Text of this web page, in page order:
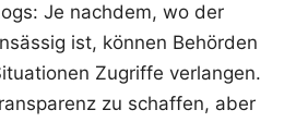
Je nachdem, wo der
ist, können Behörden
Zugriffe verlangen.
zu schaffen, aber